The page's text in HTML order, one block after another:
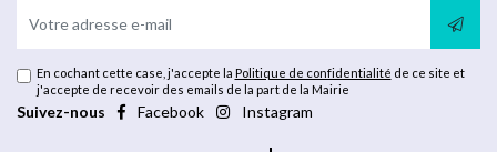
En cochant cette case, j'accepte la Politique de confidentialité de ce site et
j'accepte de recevoir des emails de la part de la Mairie
Suivez-nous Facebook Instagram